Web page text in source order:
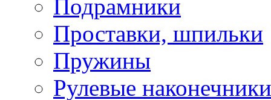
Подрамники
Проставки, шпильки
Пружины
Рулевые наконечники